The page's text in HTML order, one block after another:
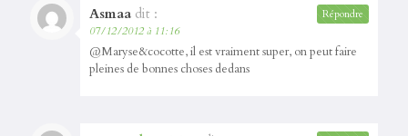
Asmaa dit :
07/12/2012 à 11:16
@Maryse&cocotte, il est vraiment super, on peut faire
pleines de bonnes choses dedans
Répondre